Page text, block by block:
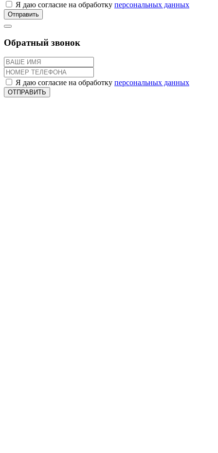
Я даю согласие на обработку персональных данных
Отправить
Обратный звонок
Я даю согласие на обработку персональных данных
ОТПРАВИТЬ